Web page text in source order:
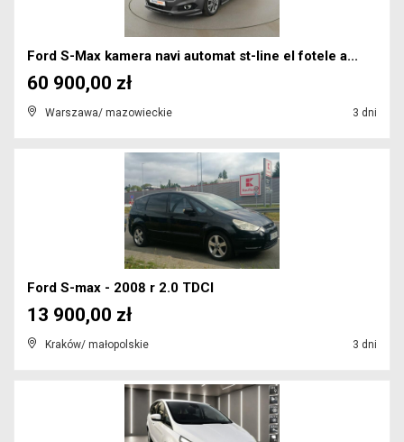
Ford S-Max kamera navi automat st-line el fotele a...
Warszawa/ mazowieckie 3 dni
60 900,00 zł
Ford S-max - 2008 r 2.0 TDCI
Kraków/ małopolskie 3 dni
13 900,00 zł